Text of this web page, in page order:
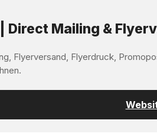
Direct Mailing &
Flyerversand, Flyerdruck,